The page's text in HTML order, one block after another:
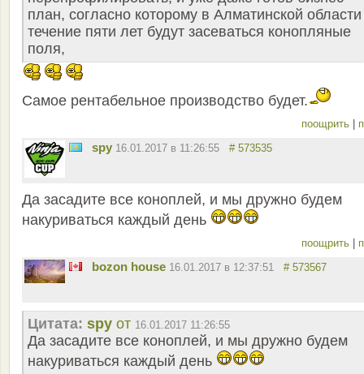
план, согласно которому в Алматинской
течение пяти лет будут засеваться конопляные
поля,
Самое рентабельное производство будет.
поощрить
spy 16.01.2017 в 11:26:55 # 573535
Да засадите все коноплей, и мы дружно будем
накуриваться каждый день
поощрить
bozon house 16.01.2017 в 12:37:51 # 573567
Цитата: spy от 16.01.2017 11:26:55
Да засадите все коноплей, и мы дружно будем
накуриваться каждый день